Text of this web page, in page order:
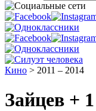
Кино > 2011 – 2014
Зайцев +